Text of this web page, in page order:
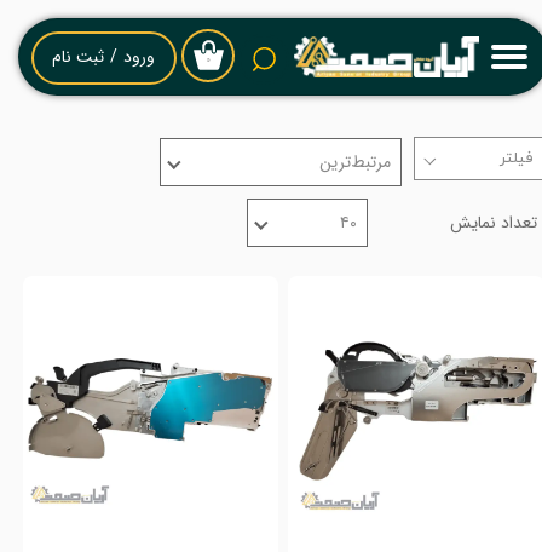
۰ ورود / ثبت نام
حساب کاربری من
سفارشات
خروج از حساب کاربری
مرتبط‌ترین
تعداد نمایش ۴۰